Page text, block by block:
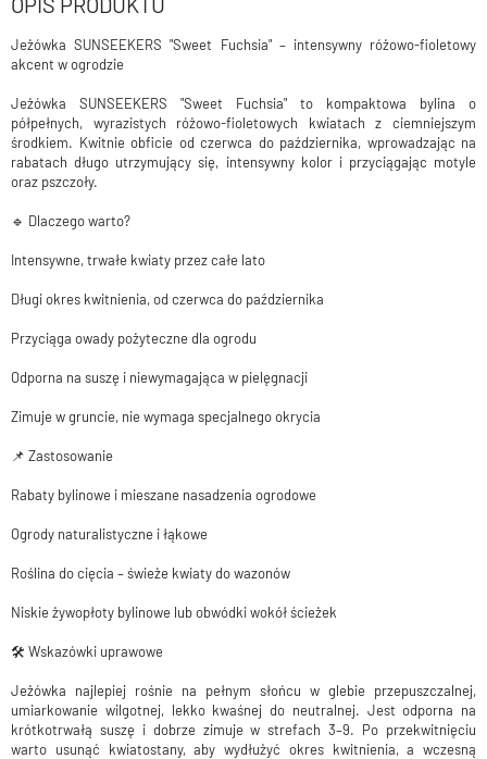
Jeżówka SUNSEEKERS "Sweet Fuchsia" – intensywny różowo-fioletowy
akcent w ogrodzie
Jeżówka SUNSEEKERS "Sweet Fuchsia" to kompaktowa bylina o
półpełnych, wyrazistych różowo-fioletowych kwiatach z ciemniejszym
środkiem. Kwitnie obficie od czerwca do października, wprowadzając na
rabatach długo utrzymujący się, intensywny kolor i przyciągając motyle
oraz pszczoły.
🔹 Dlaczego warto?
Intensywne, trwałe kwiaty przez całe lato
Długi okres kwitnienia, od czerwca do października
Przyciąga owady pożyteczne dla ogrodu
Odporna na suszę i niewymagająca w pielęgnacji
Zimuje w gruncie, nie wymaga specjalnego okrycia
📌 Zastosowanie
Rabaty bylinowe i mieszane nasadzenia ogrodowe
Ogrody naturalistyczne i łąkowe
Roślina do cięcia – świeże kwiaty do wazonów
Niskie żywopłoty bylinowe lub obwódki wokół ścieżek
🛠️ Wskazówki uprawowe
Jeżówka najlepiej rośnie na pełnym słońcu w glebie przepuszczalnej,
umiarkowanie wilgotnej, lekko kwaśnej do neutralnej. Jest odporna na
krótkotrwałą suszę i dobrze zimuje w strefach 3–9. Po przekwitnięciu
warto usunąć kwiatostany, aby wydłużyć okres kwitnienia, a wczesną